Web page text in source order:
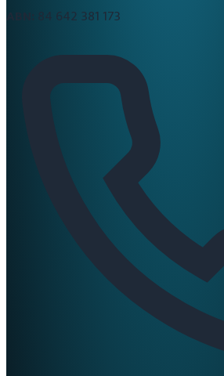
84 642 381 173